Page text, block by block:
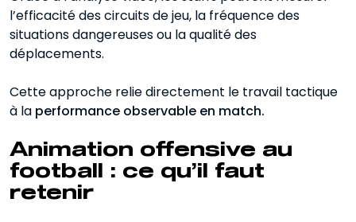
l’efficacité des circuits de jeu, la fréquence des
situations dangereuses ou la qualité des
déplacements.
Cette approche relie directement le travail tactique
à la performance observable en match.
Animation offensive au
football : ce qu’il faut
retenir